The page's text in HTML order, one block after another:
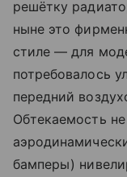
решётку
ныне это
стиле — для
потребовалось
передний
Обтекаемость
бамперы)